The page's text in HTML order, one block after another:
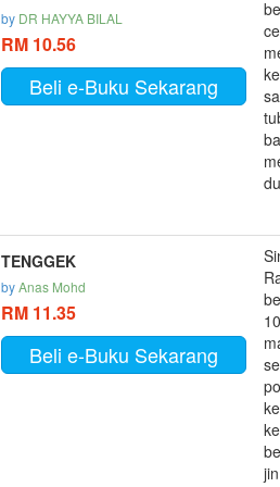
by DR HAYYA BILAL
RM 10.56
Beli e-Buku Sekarang
TENGGEK
byAnas Mohd
RM 11.35
Beli e-Buku Sekarang